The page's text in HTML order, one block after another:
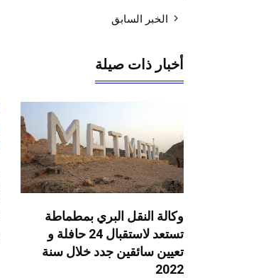
الخبر السابق
أخبار ذات صيلة
وكالة النقل البري بمطماطة
تستعد لاستقبال 24 حافلة و
تعيين سائقين جدد خلال سنة
2022